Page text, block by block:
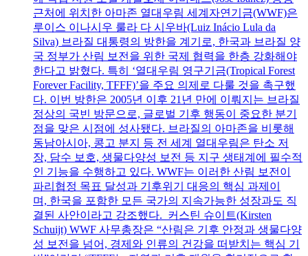
근처에 위치한 아마존 열대우림 세계자연기금(WWF)은
루이스 이나시우 룰라 다 시우바(Luiz Inácio Lula da
Silva) 브라질 대통령의 방한을 계기로, 한국과 브라질 양
국 정부가 산림 보전을 위한 국제 협력을 한층 강화해야
한다고 밝혔다. 특히 ‘열대우림 영구기금(Tropical Forest
Forever Facility, TFFF)’을 주요 의제로 다룰 것을 촉구했
다. 이번 방한은 2005년 이후 21년 만에 이뤄지는 브라질
정상의 국빈 방문으로, 글로벌 기후 행동이 중요한 분기
점을 맞은 시점에 성사됐다. 브라질의 아마존을 비롯해
동남아시아, 콩고 분지 등 전 세계 열대우림은 탄소 저
장, 담수 보호, 생물다양성 보전 등 지구 생태계에 필수적
인 기능을 수행하고 있다. WWF는 이러한 산림 보전이
파리협정 목표 달성과 기후위기 대응의 핵심 과제이
며, 한국을 포함한 모든 국가의 지속가능한 성장과도 직
결된 사안이라고 강조했다. 커스틴 슈이트(Kirsten
Schuijt) WWF 사무총장은 “산림은 기후 안정과 생물다양
성 보전을 넘어, 경제와 인류의 건강을 떠받치는 핵심 기